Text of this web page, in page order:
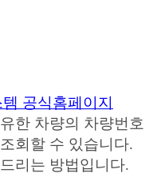
공식홈페이지
한 차량의 차량번호
회할 수 있습니다.
리는 방법입니다.